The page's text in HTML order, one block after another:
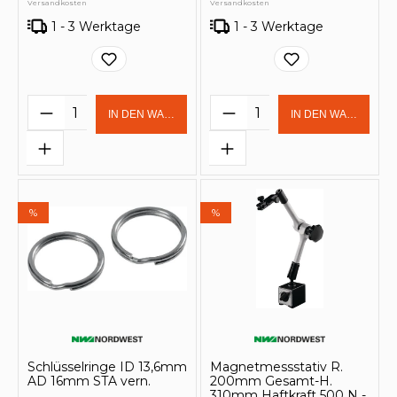
Versandkosten
1 - 3 Werktage
Produkt Anzahl: Gib den
IN DEN WARENKORB
Versandkosten
1 - 3 Werktage
Produkt Anzahl:
IN DEN
%
Schlüsselringe ID 13,6mm
AD 16mm STA vern.
%
Magnetmessstativ R.
200mm Gesamt-H.